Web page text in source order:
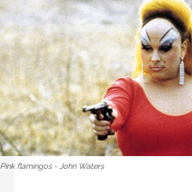
Pink flamingos - John Waters